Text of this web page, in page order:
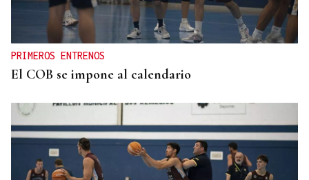
PRIMEROS ENTRENOS
El COB se impone al calendario